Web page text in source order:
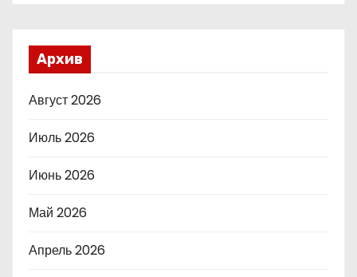
Архив
Август 2026
Июль 2026
Июнь 2026
Май 2026
Апрель 2026